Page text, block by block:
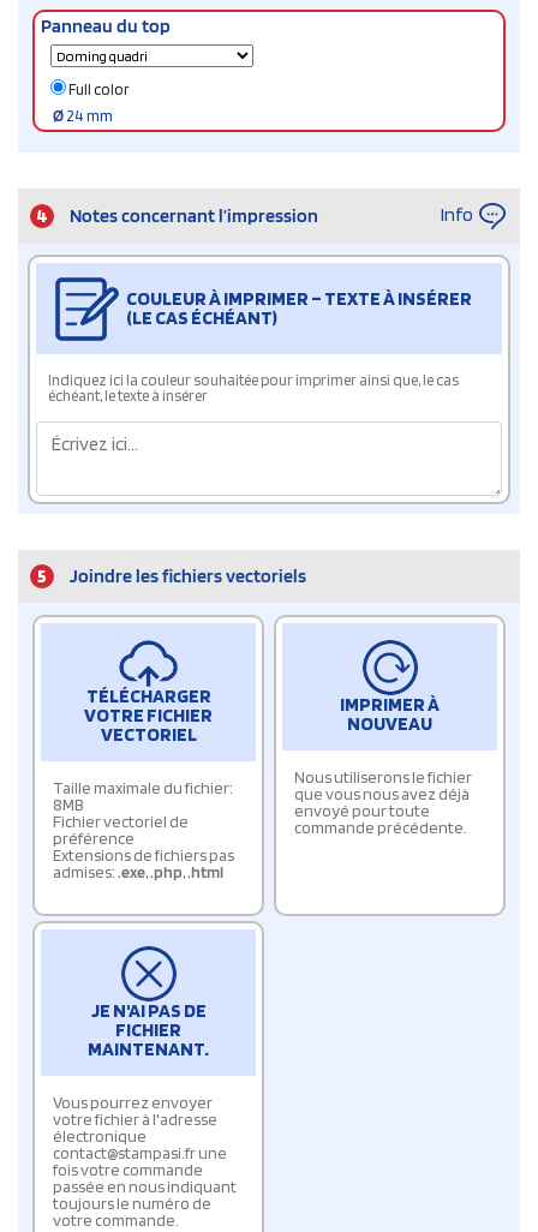
Panneau du top
Full color
Ø24 mm
4 Notes concernant l’impression Info
COULEUR À IMPRIMER – TEXTE À INSÉRER
(LE CAS ÉCHÉANT)
Indiquez ici la couleur souhaitée pour imprimer ainsi que, le cas
échéant, le texte à insérer
5 Joindre les fichiers vectoriels
TÉLÉCHARGER
VOTRE FICHIER
VECTORIEL
Taille maximale du fichier:
8MB
Fichier vectoriel de
préférence
Extensions de fichiers pas
admises:.exe,.php,.html
IMPRIMER À
NOUVEAU
Nous utiliserons le fichier
que vous nous avez déjà
envoyé pour toute
commande précédente.
JE N'AI PAS DE
FICHIER
MAINTENANT.
Vous pourrez envoyer
votre fichier à l'adresse
électronique
contact@stampasi.fr une
fois votre commande
passée en nous indiquant
toujours le numéro de
votre commande.